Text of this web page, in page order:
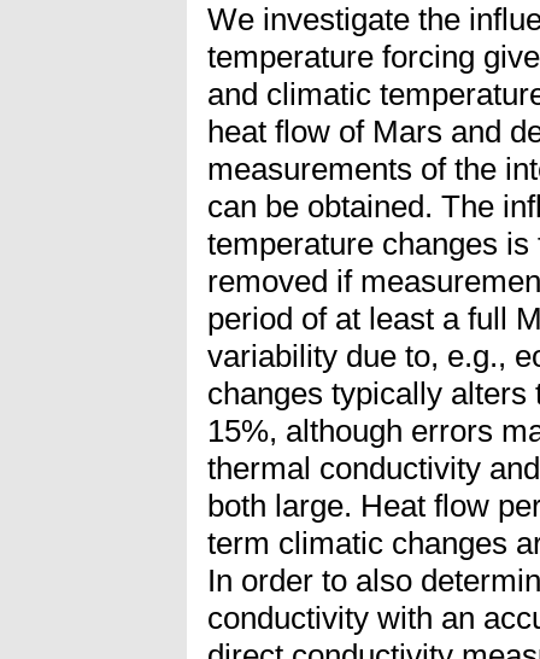
We investigate the
temperature forcing
and climatic
heat flow of Mars and
measurements of the
can be obtained. The
temperature changes
removed if
period of at least a full
variability due to, e.g.,
changes typically alters
15%, although errors
thermal conductivity
both large. Heat flow
term climatic changes
In order to also
conductivity with an